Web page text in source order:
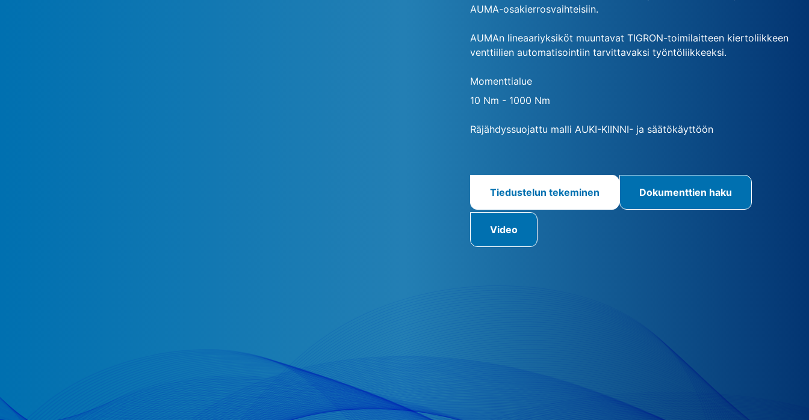
AUMA-osakierrosvaihteisiin.
AUMAn lineaariyksiköt muuntavat TIGRON-toimilaitteen kiertoliikkeen
venttiilien automatisointiin tarvittavaksi työntöliikkeeksi.
Momenttialue
10 Nm - 1000 Nm
Räjähdyssuojattu malli AUKI-KIINNI- ja säätökäyttöön
Tiedustelun tekeminen Dokumenttien haku
Video